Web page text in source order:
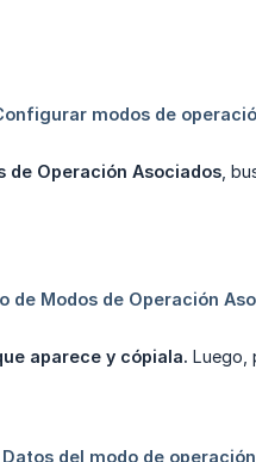
de Operación Asociados ,
aparece y cópiala. Luego,